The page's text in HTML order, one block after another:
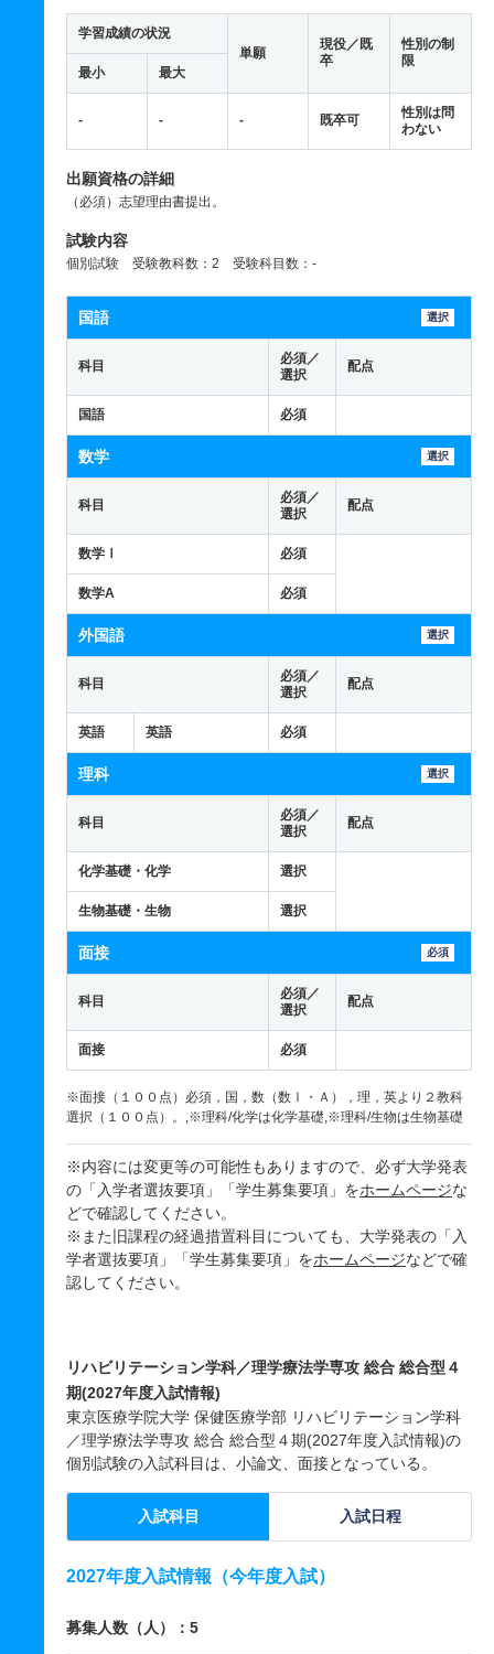
学習成績の状況
単願
現役／既
卒
性別の制
限
最小 最大
- - - 既卒可
性別は問
わない
出願資格の詳細
（必須）志望理由書提出。
試験内容
個別試験 受験教科数：2 受験科目数：-
国語 選択
科目
必須／
選択
配点
国語 必須
数学 選択
科目
必須／
選択
配点
数学Ⅰ 必須
数学A 必須
外国語 選択
科目
必須／
選択
配点
英語 英語 必須
理科 選択
科目
必須／
選択
配点
化学基礎・化学 選択
生物基礎・生物 選択
面接 必須
科目
必須／
選択
配点
面接 必須
※面接（１００点）必須，国，数（数Ⅰ・Ａ），理，英より２教科
選択（１００点）。,※理科/化学は化学基礎,※理科/生物は生物基礎
※内容には変更等の可能性もありますので、必ず大学発表
の「入学者選抜要項」「学生募集要項」をホームページな
どで確認してください。
※また旧課程の経過措置科目についても、大学発表の「入
学者選抜要項」「学生募集要項」をホームページなどで確
認してください。
リハビリテーション学科／理学療法学専攻 総合 総合型４
期(2027年度入試情報)
東京医療学院大学 保健医療学部 リハビリテーション学科
／理学療法学専攻 総合 総合型４期(2027年度入試情報)の
個別試験の入試科目は、小論文、面接となっている。
入試科目 入試日程
2027年度入試情報（今年度入試）
募集人数（人）：5